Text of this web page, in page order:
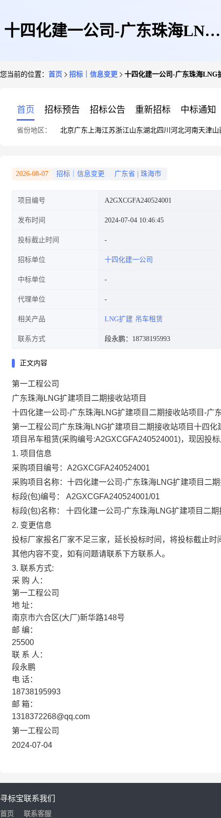
十四化建一公司-广东珠海LNG
告
您当前的位置： 首页 招标｜信息变更 十四化建一公司-广东珠海LNG
首页 招标预告 招标公告 重新招标 中标通知
省份地区： 北京广东 上海江苏浙江山东湖北四川 河北河南天津山
2026-08-07 招标｜信息变更 广东省 珠海市
项目编号 A2GXCGFA240524001
发布时间 2024-07-04 10:46:45
投标截止时间
招标单位 十四化建一公司
中标单位
代理单位
相关产品 LNG扩建 吊车租赁
联系方式 段永鹏：18738195993
正文内容
第一工程公司
广东珠海LNG扩建项目二期接收站项目
十四化建一公司-广东珠海LNG扩建项目二期接收站项目-广
第一工程公司广东珠海LNG扩建项目二期接收站项目十四
项目吊车租赁(采购编号:A2GXCGFA240524001)，现因投
1. 项目信息
采购项目编号：A2GXCGFA240524001
采购项目名称：十四化建一公司-广东珠海LNG扩建项目二
标段(包)编号：
A2GXCGFA240524001/01
标段(包)名称：
十四化建一公司-广东珠海LNG扩建项目二
2. 变更信息
投标厂家报名厂家不足三家，延长投标时间，将投标截止时
其他内容不变，如有问题请联系下方联系人。
3. 联系方式:
采 购 人：
第一工程公司
地 址：
南京市六合区(大厂)新华路148号
邮 编：
25500
联 系 人：
段永鹏
电 话：
18738195993
邮 箱：
1318372268@qq.com
第一工程公司
2024-07-04
寻标宝
首页
联系我们
联系客服